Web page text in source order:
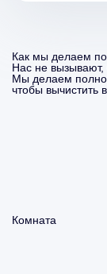
Как мы делаем
Нас не вызывают,
Мы делаем
чтобы вычистить
Комната